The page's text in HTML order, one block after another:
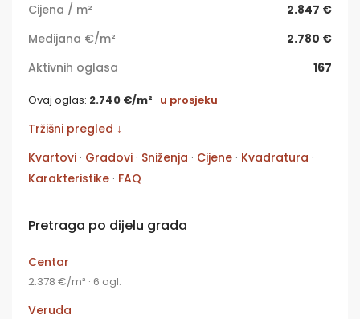
Cijena / m²
2.847 €
Medijana €/m²
2.780 €
Aktivnih oglasa
167
Ovaj oglas: 2.740 €/m² · u prosjeku
Tržišni pregled ↓
Kvartovi · Gradovi · Sniženja · Cijene · Kvadratura ·
Karakteristike · FAQ
Pretraga po dijelu grada
Centar
2.378 €/m² · 6 ogl.
Veruda